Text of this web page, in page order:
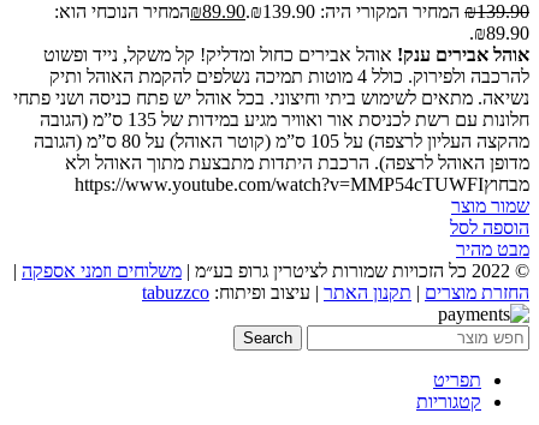
₪139.90 המחיר המקורי היה: ₪139.90. ₪89.90
המחיר הנוכחי הוא:
₪89.90.
אוהל אבירים ענק! אוהל אבירים כחול ומדליק! קל משקל, נייד ופשוט
להרכבה ולפירוק. כולל 4 מוטות תמיכה נשלפים להקמת האוהל ותיק
נשיאה. מתאים לשימוש ביתי וחיצוני. בכל אוהל יש פתח כניסה ושני פתחי
חלונות עם רשת לכניסת אור ואוויר מגיע במידות של 135 ס”מ (הגובה
מהקצה העליון לרצפה) על 105 ס”מ (קוטר האוהל) על 80 ס”מ (הגובה
מדופן האוהל לרצפה). הרכבת היתדות מתבצעת מתוך האוהל ולא
מבחוץhttps://www.youtube.com/watch?v=MMP54cTUWFI
שמור מוצר
הוספה לסל
מבט מהיר
© 2022 כל הזכויות שמורות לציטרין גרופ בע״מ |
משלוחים וזמני אספקה |
החזרת מוצרים | תקנון האתר | עיצוב ופיתוח: tabuzzco
Search
תפריט
קטגוריות